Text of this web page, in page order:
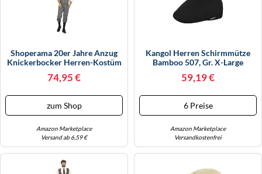
Shoperama 20er Jahre Anzug
Knickerbocker Herren-Kostüm
Schiebermütze The Roaring
74,95 €
zum Shop
Amazon Marketplace
Versand ab 6,59 €
Kangol Herren Schirmmütze
Bamboo 507, Gr. X-Large
Schwarz
59,19 €
6 Preise
Amazon Marketplace
Versandkostenfrei